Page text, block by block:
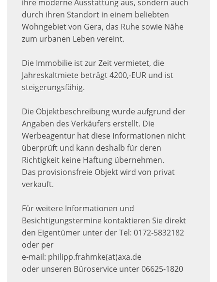
ihre moderne Ausstattung aus, sondern auch
durch ihren Standort in einem beliebten
Wohngebiet von Gera, das Ruhe sowie Nähe
zum urbanen Leben vereint.
Die Immobilie ist zur Zeit vermietet, die
Jahreskaltmiete beträgt 4200,-EUR und ist
steigerungsfähig.
Die Objektbeschreibung wurde aufgrund der
Angaben des Verkäufers erstellt. Die
Werbeagentur hat diese Informationen nicht
überprüft und kann deshalb für deren
Richtigkeit keine Haftung übernehmen.
Das provisionsfreie Objekt wird von privat
verkauft.
Für weitere Informationen und
Besichtigungstermine kontaktieren Sie direkt
den Eigentümer unter der Tel: 0172-5832182
oder per
e-mail: philipp.frahmke(at)axa.de
oder unseren Büroservice unter 06625-1820